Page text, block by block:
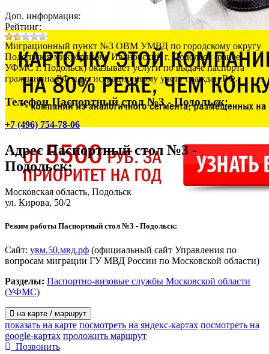
Доп. информация:
Рейтинг:
Миграционный пункт №3 ОВМ УМВД по городскому округу
Подольск в микрорайоне Ивановский г. Подольск (ранее
УФМС г. Подольск) оказывает услуги по выдаче паспорта
гражданина РФ и регистрационному учету граждан РФ.
Телефон Паспортный стол №3 - Подольск:
+7 (496) 754-78-06
Адрес Паспортный стол №3 -
Подольск:
Московская область, Подольск
ул. Кирова, 50/2
Режим работы Паспортный стол №3 - Подольск:
Сайт: увм.50.мвд.рф (официальный сайт Управления по
вопросам миграции ГУ МВД России по Московской области)
Разделы: Паспортно-визовые службы Московской области
(УФМС)
на карте / маршрут
показать на карте посмотреть на яндекс-картах посмотреть на
google-картах проложить маршрут
Позвонить